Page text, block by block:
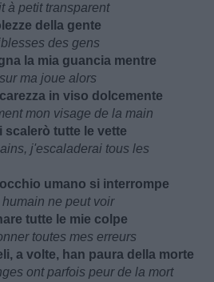
à petit transparent
della gente
des gens
la mia guancia mentre
ma joue alors
in viso dolcemente
mon visage de la main
scalerò tutte le vette
j'escaladerai tous les
umano si interrompe
ne peut voir
tutte le mie colpe
toutes mes erreurs
a volte, han paura della morte
ont parfois peur de la mort